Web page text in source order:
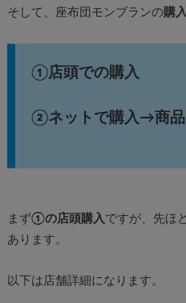
そして、座布団モンブランの購
①店頭での購入
②ネットで購入→商品
まず①の店頭購入ですが、先ほ
あります。
以下は店舗詳細になります。